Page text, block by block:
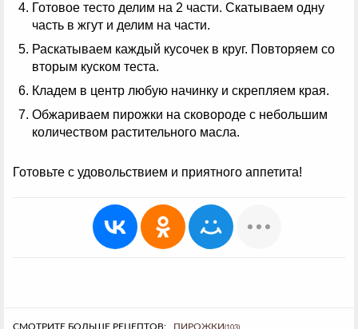
Готовое тесто делим на 2 части. Скатываем одну
часть в жгут и делим на части.
Раскатываем каждый кусочек в круг. Повторяем со
вторым куском теста.
Кладем в центр любую начинку и скрепляем края.
Обжариваем пирожки на сковороде с небольшим
количеством растительного масла.
Готовьте с удовольствием и приятного аппетита!
СМОТРИТЕ БОЛЬШЕ РЕЦЕПТОВ: ПИРОЖКИ